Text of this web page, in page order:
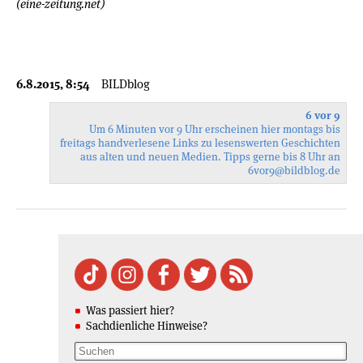
(eine-zeitung.net)
6.8.2015, 8:54 BILDblog
6 vor 9
Um 6 Minuten vor 9 Uhr erscheinen hier montags bis
freitags handverlesene Links zu lesenswerten Geschichten
aus alten und neuen Medien. Tipps gerne bis 8 Uhr an
6vor9@bildblog.de
Was passiert hier?
Sachdienliche Hinweise?